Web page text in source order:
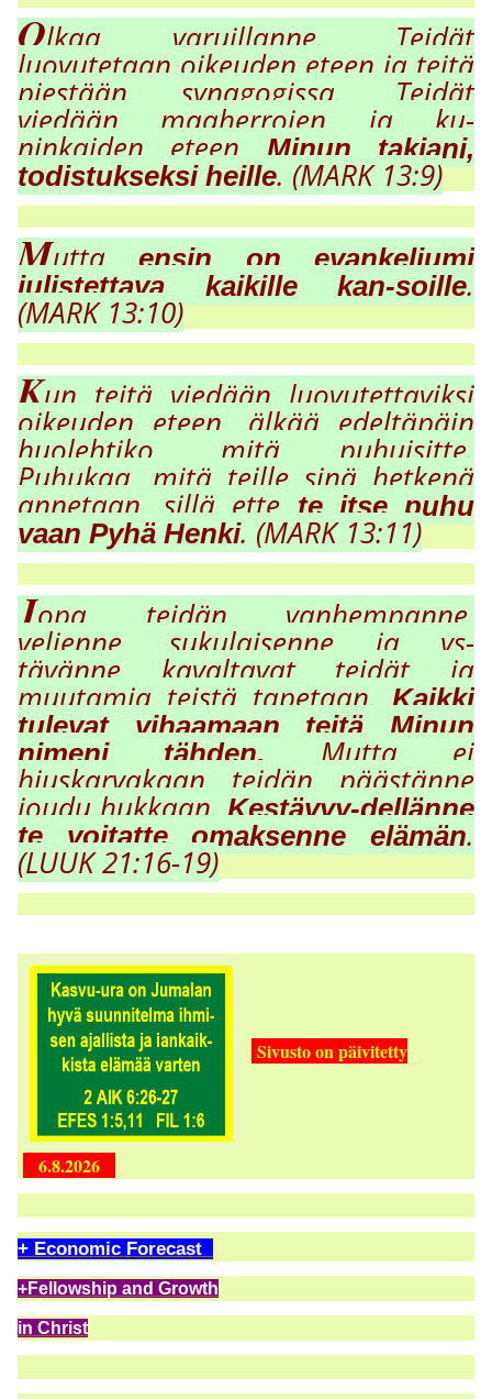
Olkaa varuillanne. Teidät
luovutetaan oikeuden eteen ja teitä
piestään synagogissa. Teidät
viedään maaherrojen ja ku-
ninkaiden eteen
Minun takiani,
todistukseksi heille. (MARK 13:9)
Muttaensin on evankeliumi
julistettava kaikille kan-soille.
(MARK 13:10)
Kun teitä viedään luovutettaviksi
oikeuden eteen, älkää edeltäpäin
huolehtiko, mitä puhuisitte.
Puhukaa, mitä teille sinä hetkenä
annetaan, sillä ette te itse puhu
vaan Pyhä Henki. (MARK 13:11)
Jopa teidän vanhempanne,
veljenne, sukulaisenne ja ys-
tävänne kavaltavat teidät ja
muutamia teistä tapetaan.
Kaikki
tulevat vihaamaan teitä Minun
nimeni tähden.
Mutta ei
hiuskarvakaan teidän päästänne
joudu hukkaan. Kestävyy-dellänne
te voitatte omaksenne elämän.
(LUUK 21:16-19)
Sivusto on päivitetty
6.8.2026
+ Economic Forecast
+Fellowship and Growth
in Christ